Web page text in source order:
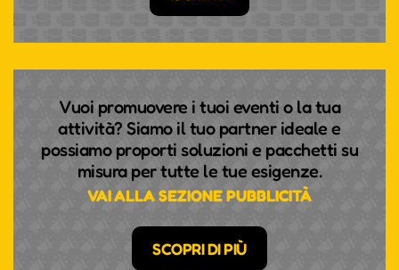
Vuoi promuovere i tuoi eventi o la tua
attività? Siamo il tuo partner ideale e
possiamo proporti soluzioni e pacchetti su
misura per tutte le tue esigenze.
VAI ALLA SEZIONE PUBBLICITÀ
SCOPRI DI PIÙ